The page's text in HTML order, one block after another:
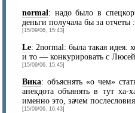
normal: надо было в
деньги получала бы за отчеты
[15/09/06, 15:43]
Le: 2normal: была такая идея.
и то — конкурировать с
[15/09/06, 15:45]
Вика: объяснять «о чем»
анекдота объянять в тут
именно это, зачем
[15/09/06, 16:43]